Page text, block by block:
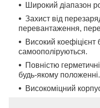
Широкий діапазон
Захист від
перевантаження,
Високий коефіцієнт
самоополіруються.
Повністю
будь-якому положенні.
Високоміцний